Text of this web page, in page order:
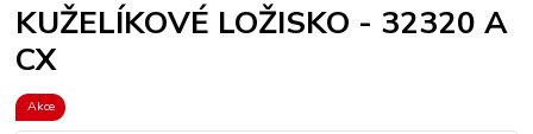
KUŽELÍKOVÉ LOŽISKO - 32320 A
CX
Akce